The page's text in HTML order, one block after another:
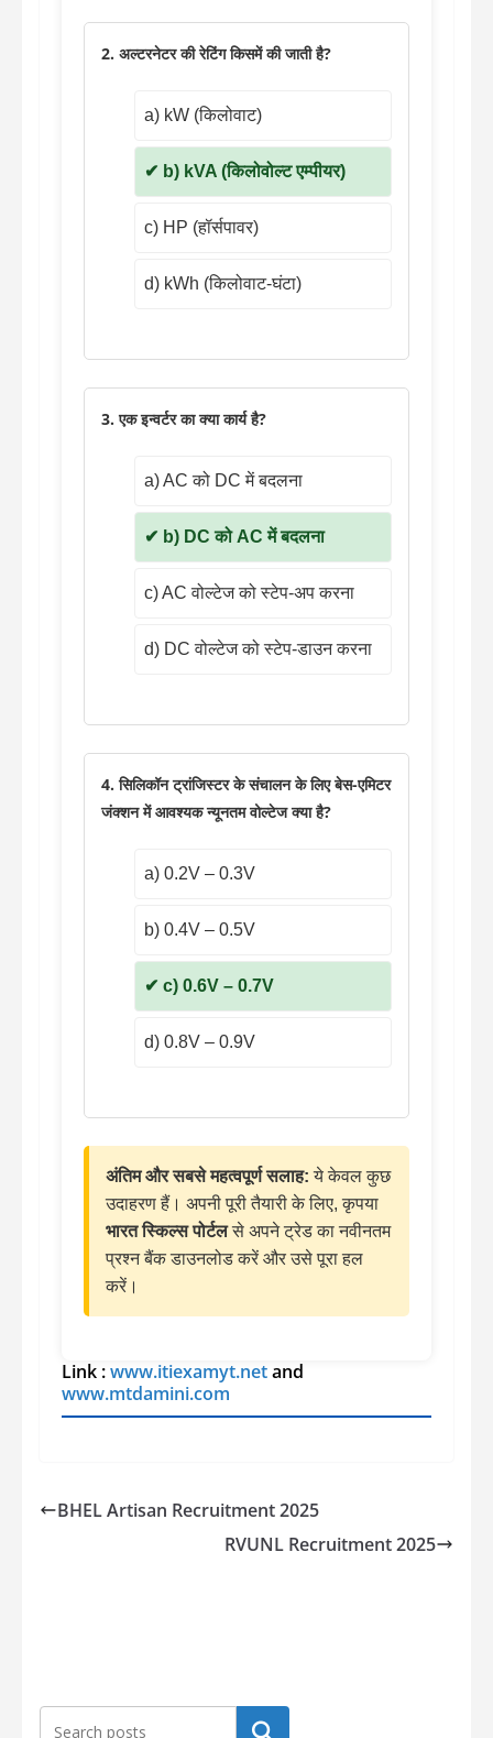
2. अल्टरनेटर की रेटिंग किसमें की जाती है?
a) kW (किलोवाट)
b) kVA (किलोवोल्ट एम्पीयर)
c) HP (हॉर्सपावर)
d) kWh (किलोवाट-घंटा)
3. एक इन्वर्टर का क्या कार्य है?
a) AC को DC में बदलना
b) DC को AC में बदलना
c) AC वोल्टेज को स्टेप-अप करना
d) DC वोल्टेज को स्टेप-डाउन करना
4. सिलिकॉन ट्रांजिस्टर के संचालन के लिए बेस-एमिटर
जंक्शन में आवश्यक न्यूनतम वोल्टेज क्या है?
a) 0.2V – 0.3V
b) 0.4V – 0.5V
c) 0.6V – 0.7V
d) 0.8V – 0.9V
अंतिम और सबसे महत्वपूर्ण सलाह: ये केवल कुछ
उदाहरण हैं। अपनी पूरी तैयारी के लिए, कृपया
भारत स्किल्स पोर्टलसे अपने ट्रेड का नवीनतम
प्रश्न बैंक डाउनलोड करें और उसे पूरा हल
करें।
Link :www.itiexamyt.netand
www.mtdamini.com
BHEL Artisan Recruitment 2025
RVUNL Recruitment 2025
Search